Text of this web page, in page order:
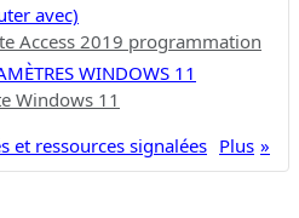
avec)
Access 2019 programmation
WINDOWS 11
Windows 11
Plus
et ressources signalées